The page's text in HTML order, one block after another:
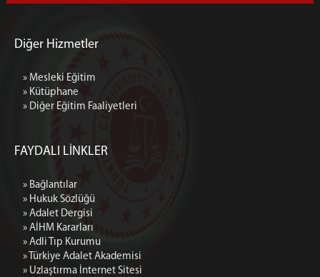
Diğer Hizmetler
» Mesleki Eğitim
» Kütüphane
» Diğer Eğitim Faaliyetleri
FAYDALI LİNKLER
» Bağlantılar
» Hukuk Sözlüğü
» Adalet Dergisi
» AİHM Kararları
» Adli Tıp Kurumu
» Türkiye Adalet Akademisi
» Uzlaştırma İnternet Sitesi